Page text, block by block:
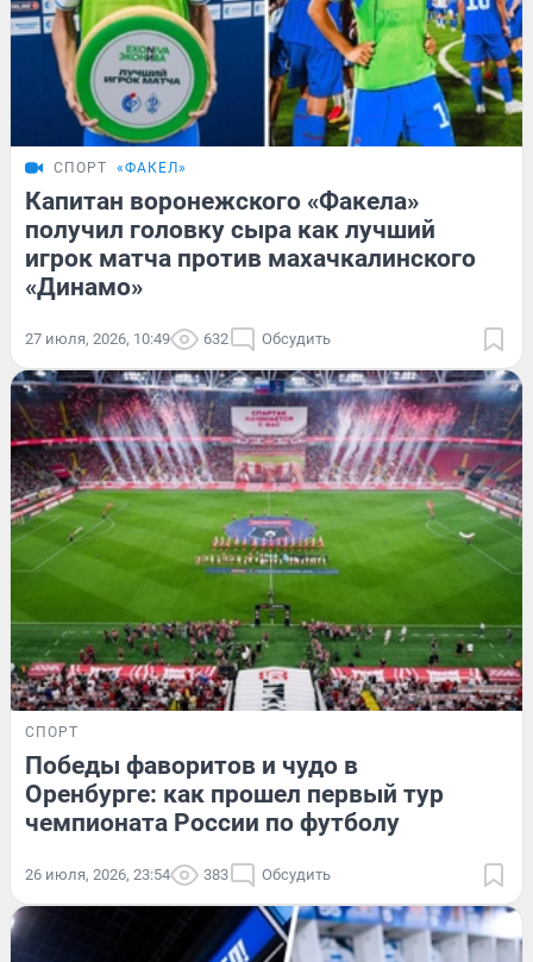
СПОРТ «ФАКЕЛ»
Капитан воронежского «Факела»
получил головку сыра как лучший
игрок матча против махачкалинского
«Динамо»
27 июля, 2026, 10:49 632 Обсудить
СПОРТ
Победы фаворитов и чудо в
Оренбурге: как прошел первый тур
чемпионата России по футболу
26 июля, 2026, 23:54 383 Обсудить